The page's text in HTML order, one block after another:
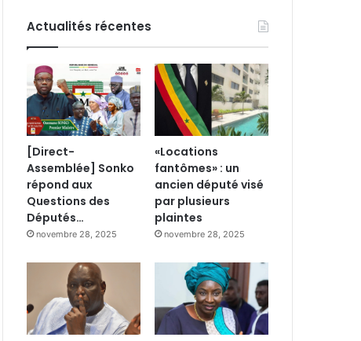
Actualités récentes
[Direct-
Assemblée] Sonko
répond aux
Questions des
Députés…
novembre 28, 2025
«Locations
fantômes» : un
ancien député visé
par plusieurs
plaintes
novembre 28, 2025